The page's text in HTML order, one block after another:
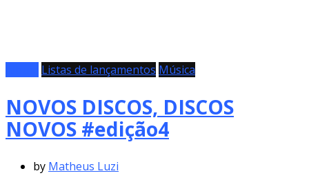
Listas de lançamentos Música
NOVOS DISCOS, DISCOS
NOVOS #edição4
by Matheus Luzi